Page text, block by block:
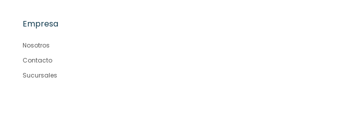
Empresa
Nosotros
Contacto
Sucursales